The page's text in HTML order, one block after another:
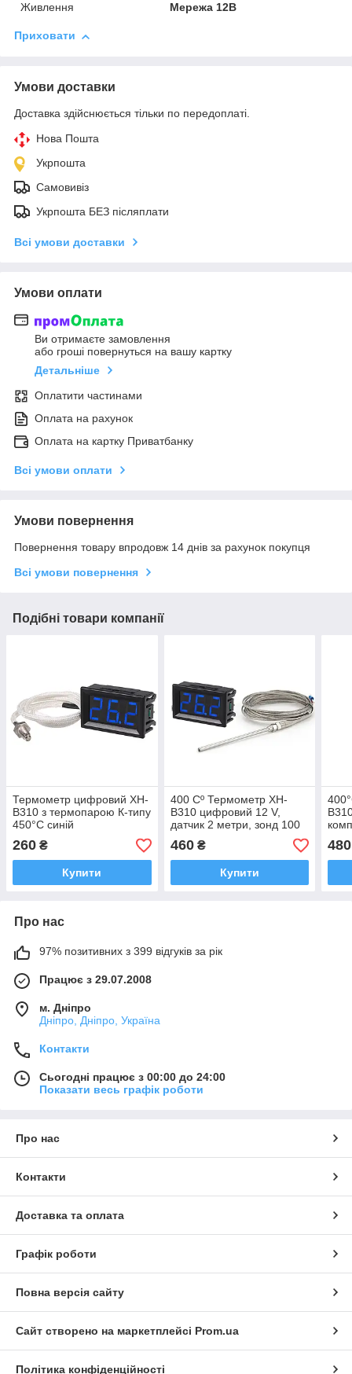
Живлення
Мережа 12В
Приховати
Умови доставки
Доставка здійснюється тільки по передоплаті.
Нова Пошта
Укрпошта
Самовивіз
Укрпошта БЕЗ післяплати
Всі умови доставки
Умови оплати
Ви отримаєте замовлення
або гроші повернуться на вашу картку
Детальніше
Оплатити частинами
Оплата на рахунок
Оплата на картку Приватбанку
Всі умови оплати
Умови повернення
Повернення товару впродовж 14 днів за рахунок покупця
Всі умови повернення
Подібні товари компанії
Термометр цифровий XH-
B310 з термопарою К-типу
450°С синій
260 ₴
Купити
400 Cº Термометр XH-
B310 цифровий 12 V,
датчик 2 метри, зонд 100
мм
460₴
Купити
480
Про нас
97% позитивних з 399 відгуків за рік
Працює з 29.07.2008
м. Дніпро
Дніпро, Дніпро, Україна
Контакти
Сьогодні працює з 00:00 до 24:00
Показати весь графік роботи
Про нас
Контакти
Доставка та оплата
Графік роботи
Повна версія сайту
Сайт створено на маркетплейсі Prom.ua
Політика конфіденційності